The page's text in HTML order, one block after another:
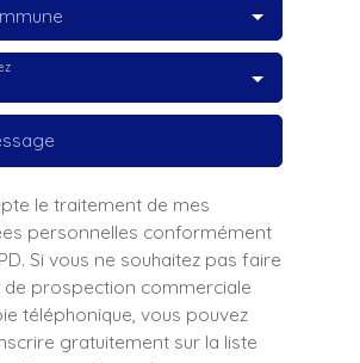
le traitement de mes
personnelles conformément
Si vous ne souhaitez pas faire
prospection commerciale
téléphonique, vous pouvez
gratuitement sur la liste